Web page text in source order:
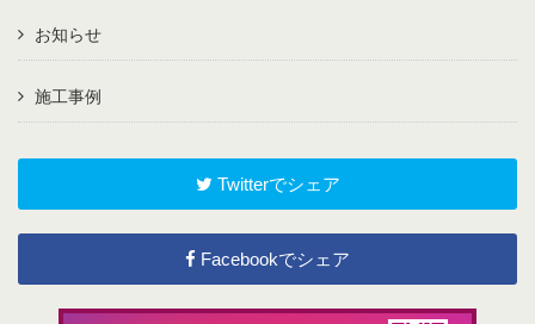
お知らせ
施工事例
Twitterでシェア
Facebookでシェア